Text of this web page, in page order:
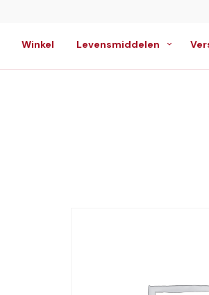
Winkel Levensmiddelen